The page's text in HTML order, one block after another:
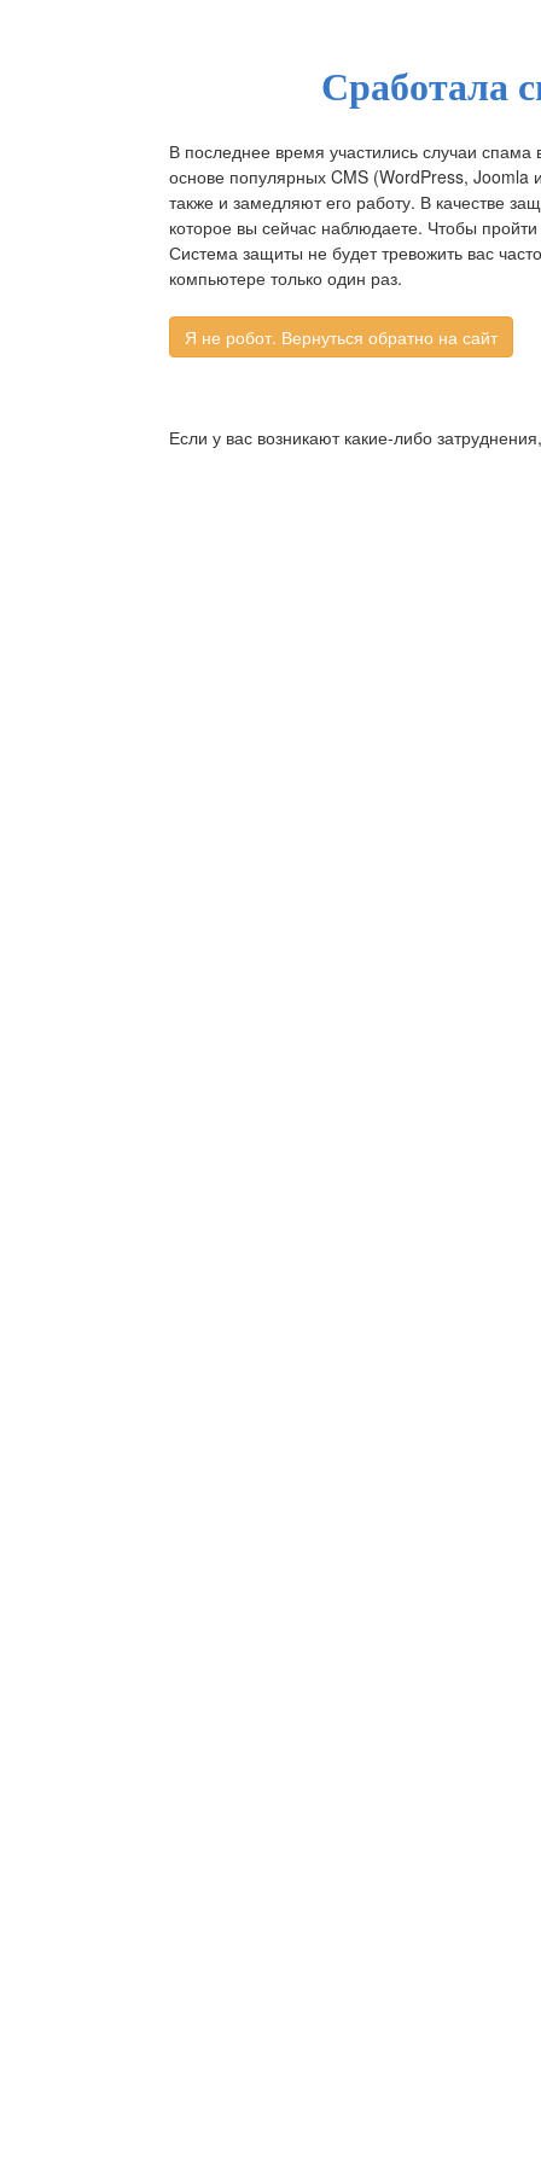
Сработала
В последнее время участились случаи
основе популярных CMS (WordPress, Joomla
также и замедляют его работу. В качестве
которое вы сейчас наблюдаете. Чтобы
Система защиты не будет тревожить вас
компьютере только один раз.
Если у вас возникают какие-либо